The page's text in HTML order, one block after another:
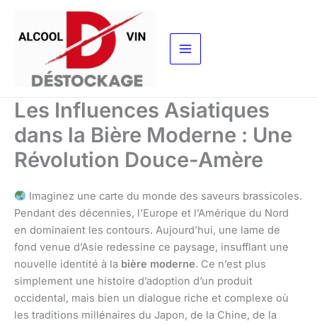
contenu
Les Influences Asiatiques
dans la Bière Moderne : Une
Révolution Douce-Amère
Imaginez une carte du monde des saveurs brassicoles.
Pendant des décennies, l’Europe et l’Amérique du Nord
en dominaient les contours. Aujourd’hui, une lame de
fond venue d’Asie redessine ce paysage, insufflant une
nouvelle identité à la bière moderne. Ce n’est plus
simplement une histoire d’adoption d’un produit
occidental, mais bien un dialogue riche et complexe où
les traditions millénaires du Japon, de la Chine, de la